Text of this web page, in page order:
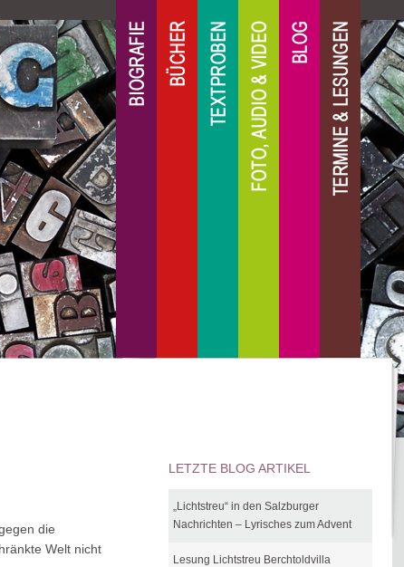
die
Welt nicht
LETZTE BLOG ARTIKEL
„Lichtstreu“ in den Salzburger
Nachrichten – Lyrisches zum Advent
Lesung Lichtstreu Berchtoldvilla